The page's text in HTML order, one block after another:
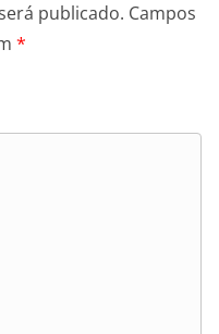
publicado. Campos
*